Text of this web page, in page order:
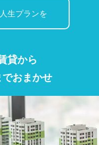
生プランを
貸から
おまかせ